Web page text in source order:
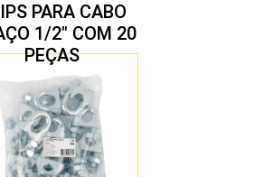
PARA CABO
1/2″ COM 20
PEÇAS